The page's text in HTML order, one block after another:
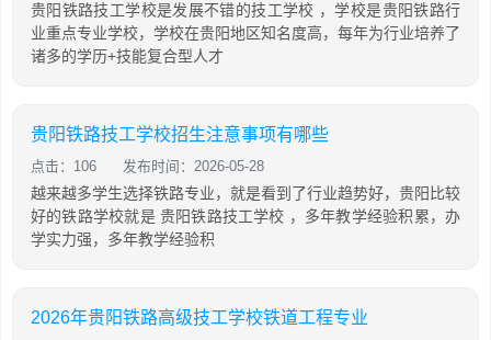
贵阳铁路技工学校是发展不错的技工学校 ，学校是贵阳铁路行
业重点专业学校，学校在贵阳地区知名度高，每年为行业培养了
诸多的学历+技能复合型人才
贵阳铁路技工学校招生注意事项有哪些
点击：106 发布时间：2026-05-28
越来越多学生选择铁路专业，就是看到了行业趋势好，贵阳比较
好的铁路学校就是 贵阳铁路技工学校 ，多年教学经验积累，办
学实力强，多年教学经验积
2026年贵阳铁路高级技工学校铁道工程专业